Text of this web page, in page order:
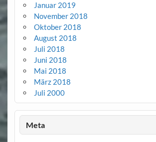
Januar 2019
November 2018
Oktober 2018
August 2018
Juli 2018
Juni 2018
Mai 2018
März 2018
Juli 2000
Meta